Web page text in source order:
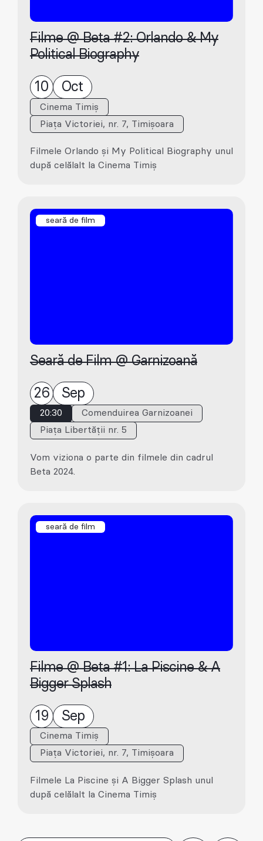
Filme @ Beta #2: Orlando & My
Political Biography
10 Oct
Cinema Timiș
Piața Victoriei, nr. 7, Timișoara
Filmele Orlando și My Political Biography unul
după celălalt la Cinema Timiș
seară de film
Seară de Film @ Garnizoană
26 Sep
20:30
Comenduirea Garnizoanei
Piața Libertății nr. 5
Vom viziona o parte din filmele din cadrul
Beta 2024.
seară de film
Filme @ Beta #1: La Piscine & A
Bigger Splash
19 Sep
Cinema Timiș
Piața Victoriei, nr. 7, Timișoara
Filmele La Piscine și A Bigger Splash unul
după celălalt la Cinema Timiș